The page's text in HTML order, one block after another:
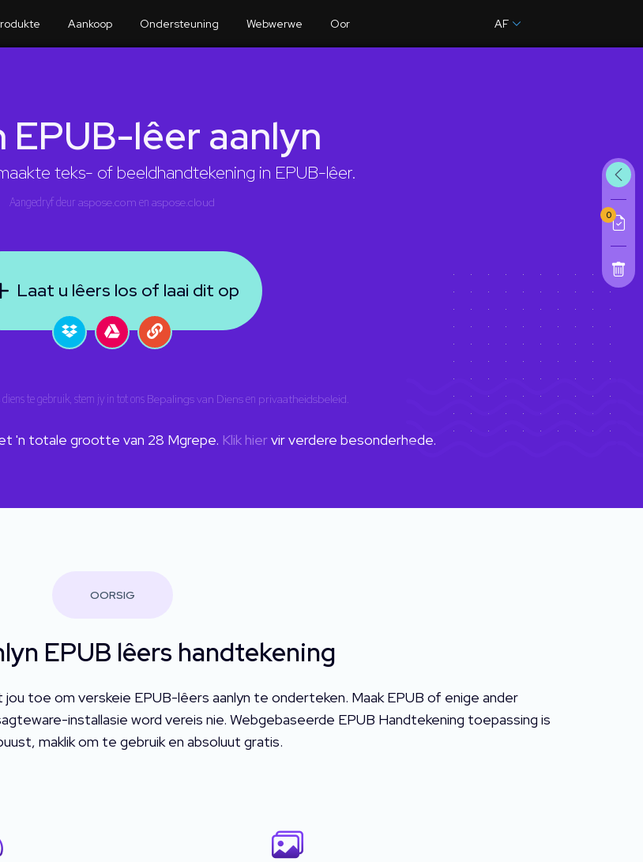
AF
Aankoop Ondersteuning Webwerwe Oor
0
EPUB-lêer aanlyn
teks- of beeldhandtekening in EPUB-lêer.
Aangedryf deur aspose.com en aspose.cloud
Laat u lêers los of laai dit op
te gebruik, stem jy in tot ons Bepalings van Diensen privaatheidsbeleid
'n totale grootte van 28 Mgrepe. Klik hiervir verdere besonderhede.
OORSIG
EPUB lêers handtekening
toe om verskeie EPUB-lêers aanlyn te onderteken. Maak EPUB of enige ander
installasie word vereis nie. Webgebaseerde EPUB Handtekening toepassing is
maklik om te gebruik en absoluut gratis.